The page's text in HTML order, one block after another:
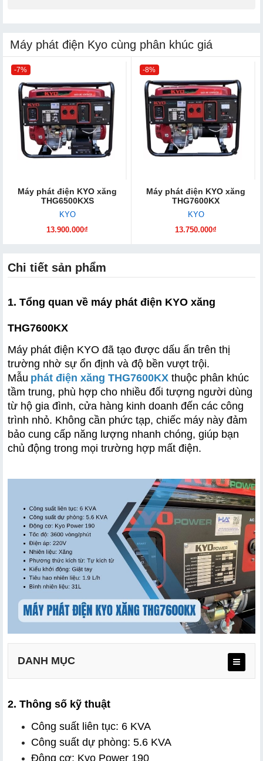
Máy phát điện Kyo cùng phân khúc giá
-7%
Máy phát điện KYO xăng
THG6500KXS
KYO
13.900.000₫
-8%
Máy phát điện KYO xăng
THG7600KX
KYO
13.750.000₫
Chi tiết sản phẩm
1. Tổng quan về máy phát điện KYO xăng
THG7600KX
Máy phát điện KYO đã tạo được dấu ấn trên thị
trường nhờ sự ổn định và độ bền vượt trội.
Mẫu phát điện xăng THG7600KX thuộc phân khúc
tầm trung, phù hợp cho nhiều đối tượng người dùng
từ hộ gia đình, cửa hàng kinh doanh đến các công
trình nhỏ. Không cần phức tạp, chiếc máy này đảm
bảo cung cấp năng lượng nhanh chóng, giúp bạn
chủ động trong mọi trường hợp mất điện.
DANH MỤC
2. Thông số kỹ thuật
Công suất liên tục: 6 KVA
Công suất dự phòng: 5.6 KVA
Động cơ: Kyo Power 190